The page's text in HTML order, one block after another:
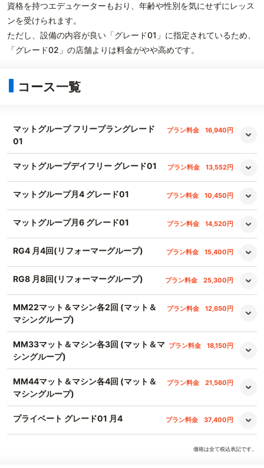
資格を持つエデュケーターもおり、年齢や性別を気にせずにレッス
ンを受けられます。
ただし、設備の内容が良い「グレード01」に指定されているため、
「グレード02」の店舗よりは料金がやや高めです。
コース一覧
マットグループ フリープラングレード
01
プラン料金 16,940円
マットグループデイフリー グレード01 プラン料金 13,552円
マットグループ月4 グレード01 プラン料金 10,450円
マットグループ月6 グレード01 プラン料金 14,520円
RG4 月4回(リフォーマーグループ) プラン料金 15,400円
RG8 月8回(リフォーマーグループ) プラン料金 25,300円
MM22マット＆マシン各2回 (マット＆
マシングループ)
プラン料金 12,650円
MM33マット＆マシン各3回 (マット＆マ
シングループ)
プラン料金 18,150円
MM44マット＆マシン各4回 (マット＆
マシングループ)
プラン料金 21,560円
プライベート グレード01 月4 プラン料金 37,400円
価格は全て税込表記です。